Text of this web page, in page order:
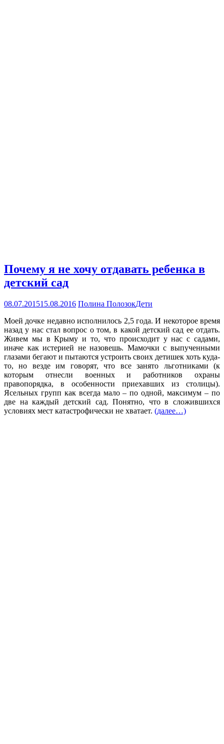
Почему я не хочу отдавать ребенка в
детский сад
08.07.201515.08.2016 Полина ПолозокДети
Моей дочке недавно исполнилось 2,5 года. И некоторое время
назад у нас стал вопрос о том, в какой детский сад ее отдать.
Живем мы в Крыму и то, что происходит у нас с садами,
иначе как истерией не назовешь. Мамочки с выпученными
глазами бегают и пытаются устроить своих детишек хоть куда-
то, но везде им говорят, что все занято льготниками (к
которым отнесли военных и работников охраны
правопорядка, в особенности приехавших из столицы).
Ясельных групп как всегда мало – по одной, максимум – по
две на каждый детский сад. Понятно, что в сложившихся
условиях мест катастрофически не хватает. (далее…)